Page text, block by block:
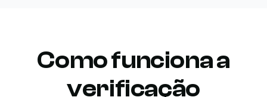
Como funciona a
verificação